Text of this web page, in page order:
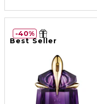
Best Seller
40%